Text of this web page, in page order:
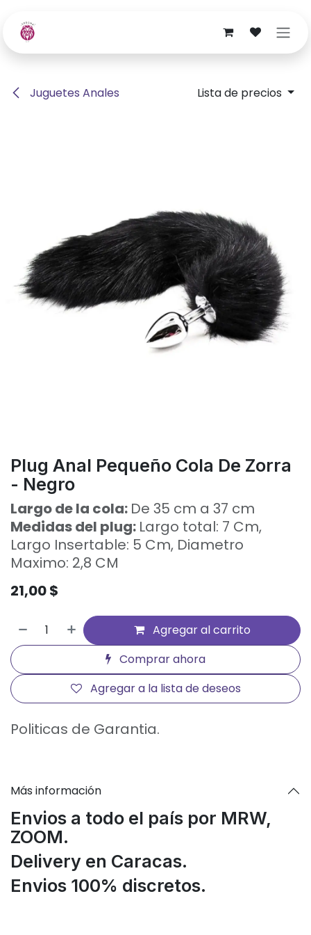
Juguetes Anales Lista de precios
Plug Anal Pequeño Cola De Zorra
- Negro
Largo de la cola: De 35 cm a 37 cm
Medidas del plug: Largo total: 7 Cm,
Largo Insertable: 5 Cm, Diametro
Maximo: 2,8 CM
21,00$
Agregar al carrito
Comprar ahora
Agregar a la lista de deseos
Politicas de Garantia.
Más información
Envios a todo el país por MRW,
ZOOM.
Delivery en Caracas.
Envios 100% discretos.